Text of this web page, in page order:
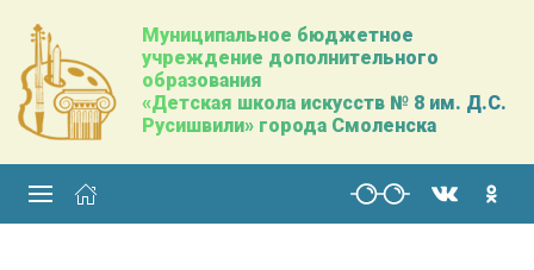
Муниципальное бюджетное
учреждение дополнительного
образования
«Детская школа искусств № 8 им. Д.С.
Русишвили» города Смоленска